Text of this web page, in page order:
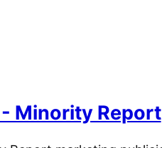
Minority Report